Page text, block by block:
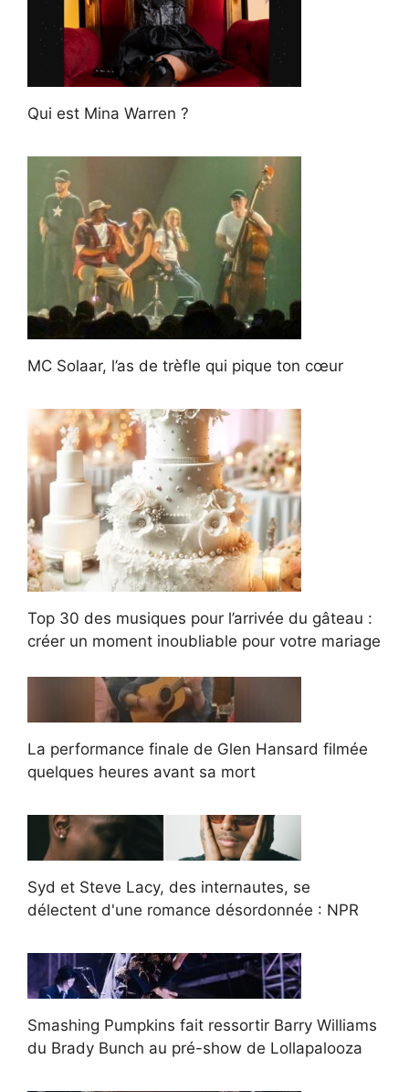
Qui est Mina Warren ?
MC Solaar, l’as de trèfle qui pique ton cœur
Top 30 des musiques pour l’arrivée du gâteau :
créer un moment inoubliable pour votre mariage
La performance finale de Glen Hansard filmée
quelques heures avant sa mort
Syd et Steve Lacy, des internautes, se
délectent d'une romance désordonnée : NPR
Smashing Pumpkins fait ressortir Barry Williams
du Brady Bunch au pré-show de Lollapalooza